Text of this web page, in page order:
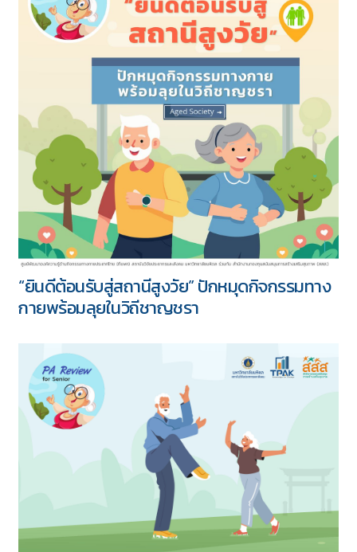
“ยินดีต้อนรับสู่สถานีสูงวัย” ปักหมุดกิจกรรมทาง
กายพร้อมลุยในวิถีชาญชรา